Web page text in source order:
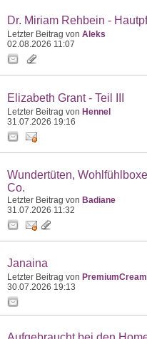
Dr. Miriam Rehbein -
Letzter Beitrag von Aleks
02.08.2026 11:07
Elizabeth Grant - Teil III
Letzter Beitrag von Hennel
31.07.2026 19:16
Wundertüten,
Co.
Letzter Beitrag von Badiane
31.07.2026 11:32
Janaina
Letzter Beitrag von PremiumCream
30.07.2026 19:13